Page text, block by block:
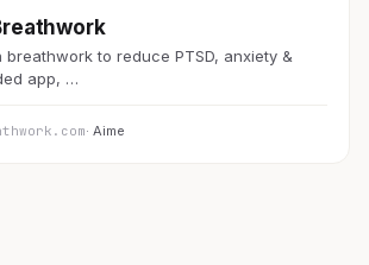
breathwork to reduce PTSD, anxiety &
app, …
· Aime